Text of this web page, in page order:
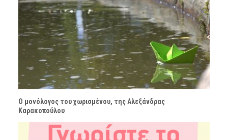
Ο μονόλογος του χωρισμένου, της Αλεξάνδρας
Καρακοπούλου